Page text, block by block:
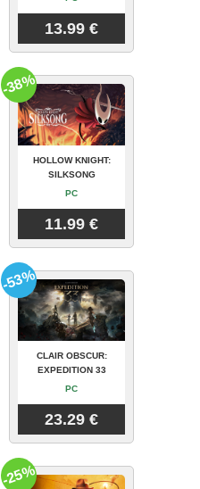
13.99 €
HOLLOW KNIGHT:
SILKSONG
PC
11.99 €
-38%
CLAIR OBSCUR:
EXPEDITION 33
PC
23.29 €
-53%
-25%